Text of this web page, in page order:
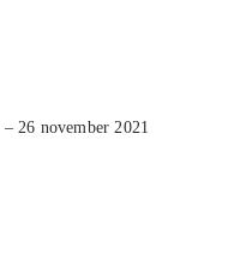
– 26 november 2021